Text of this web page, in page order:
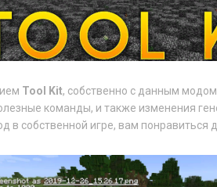
Tool Kit, собственно с данным
команды, и также изменения
в собственной игре, вам понравиться